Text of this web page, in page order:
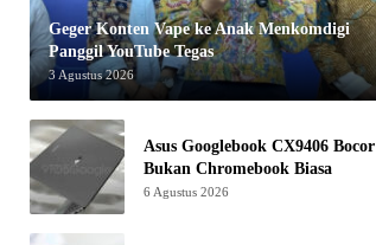
Geger Konten Vape ke Anak Menkomdigi
Panggil YouTube Tegas
3 Agustus 2026
Asus Googlebook CX9406 Bocor
Bukan Chromebook Biasa
6 Agustus 2026